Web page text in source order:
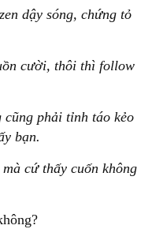
dậy sóng, chứng tỏ
cười, thôi thì follow
phải tỉnh táo kẻo
bạn.
cứ thấy cuốn không